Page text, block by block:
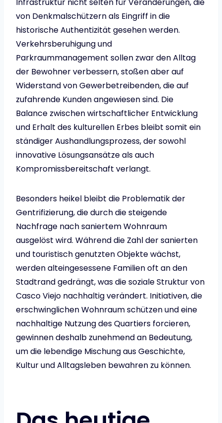
von Denkmalschützern als Eingriff in die
historische Authentizität gesehen werden.
Verkehrsberuhigung und
Parkraummanagement sollen zwar den Alltag
der Bewohner verbessern, stoßen aber auf
Widerstand von Gewerbetreibenden, die auf
zufahrende Kunden angewiesen sind. Die
Balance zwischen wirtschaftlicher Entwicklung
und Erhalt des kulturellen Erbes bleibt somit ein
ständiger Aushandlungsprozess, der sowohl
innovative Lösungsansätze als auch
Kompromissbereitschaft verlangt.
Besonders heikel bleibt die Problematik der
Gentrifizierung, die durch die steigende
Nachfrage nach saniertem Wohnraum
ausgelöst wird. Während die Zahl der sanierten
und touristisch genutzten Objekte wächst,
werden alteingesessene Familien oft an den
Stadtrand gedrängt, was die soziale Struktur von
Casco Viejo nachhaltig verändert. Initiativen, die
erschwinglichen Wohnraum schützen und eine
nachhaltige Nutzung des Quartiers forcieren,
gewinnen deshalb zunehmend an Bedeutung,
um die lebendige Mischung aus Geschichte,
Kultur und Alltagsleben bewahren zu können.